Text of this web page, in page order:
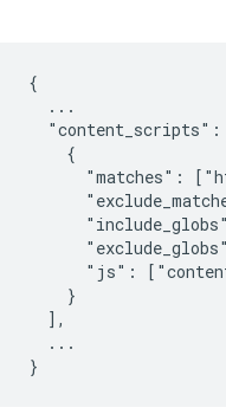
{
  ...
"content_scripts":
    {
"matches":
"js":
    }
  ],
  ...